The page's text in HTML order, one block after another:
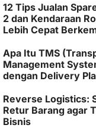
12 Tips Jualan
2 dan Kendaraan
Lebih Cepat
Apa Itu TMS
Management
dengan Delivery
Reverse Logistics:
Retur Barang agar
Bisnis